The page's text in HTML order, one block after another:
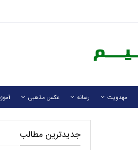
مهدویت رسانه عکس مذهبی
جدیدترین مطالب